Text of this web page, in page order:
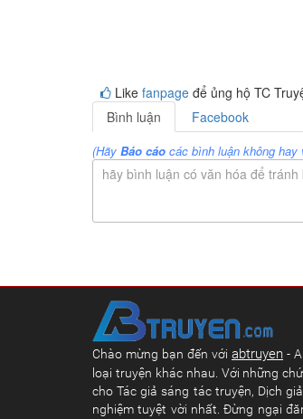
Like fanpage để ủng hộ TC
Bình luận
Facebook
(Hãy Báo cáo các bình luận không hay
hãy bình luận có văn hóa để tránh
Chào mừng bạn đến với abtruyen -
loại truyện khác nhau. Với những
cho Tác giả sáng tác truyện, Dịch
nghiệm tuyệt vời nhất. Đừng ngại